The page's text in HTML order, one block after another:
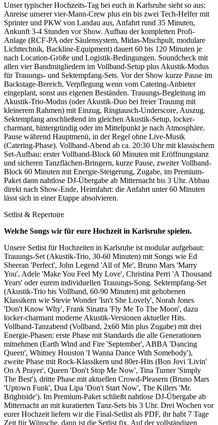
Unser typischer Hochzeits-Tag bei euch in Karlsruhe sieht so aus:
Anreise unserer vier-Mann-Crew plus ein bis zwei Tech-Helfer mit
Sprinter und PKW von Landau aus, Anfahrt rund 35 Minuten,
Ankunft 3-4 Stunden vor Show. Aufbau der kompletten Profi-
Anlage (RCF-PA oder Säulensystem, Midas-Mischpult, modulare
Lichttechnik, Backline-Equipment) dauert 60 bis 120 Minuten je
nach Location-Größe und Logistik-Bedingungen. Soundcheck mit
allen vier Bandmitgliedern im Vollband-Setup plus Akustik-Modus
für Trauungs- und Sektempfang-Sets. Vor der Show kurze Pause im
Backstage-Bereich, Verpflegung wenn vom Catering-Anbieter
eingeplant, sonst aus eigenen Beständen. Trauungs-Begleitung im
Akustik-Trio-Modus (oder Akustik-Duo bei freier Trauung mit
kleinerem Rahmen) mit Einzug, Ringtausch-Underscore, Auszug.
Sektempfang anschließend im gleichen Akustik-Setup, locker-
charmant, hintergründig oder im Mittelpunkt je nach Atmosphäre.
Pause während Hauptmenü, in der Regel ohne Live-Musik
(Catering-Phase). Vollband-Abend ab ca. 20:30 Uhr mit klassischem
Set-Aufbau: erster Vollband-Block 60 Minuten mit Eröffnungstanz
und sicheren Tanzflächen-Bringern, kurze Pause, zweiter Vollband-
Block 60 Minuten mit Energie-Steigerung, Zugabe, im Premium-
Paket dann nahtlose DJ-Übergabe ab Mitternacht bis 3 Uhr. Abbau
direkt nach Show-Ende, Heimfahrt: die Anfahrt unter 60 Minuten
lässt sich in einer Etappe absolvieren.
Setlist & Repertoire
Welche Songs wir für eure Hochzeit in Karlsruhe spielen.
Unsere Setlist für Hochzeiten in Karlsruhe ist modular aufgebaut:
Trauungs-Set (Akustik-Trio, 30-60 Minuten) mit Songs wie Ed
Sheeran 'Perfect', John Legend 'All of Me', Bruno Mars 'Marry
You', Adele 'Make You Feel My Love', Christina Perri 'A Thousand
Years' oder eurem individuellen Trauungs-Song. Sektempfang-Set
(Akustik-Trio bis Vollband, 60-90 Minuten) mit gehobenen
Klassikern wie Stevie Wonder 'Isn't She Lovely', Norah Jones
'Don't Know Why', Frank Sinatra 'Fly Me To The Moon', dazu
locker-charmant moderne Akustik-Versionen aktueller Hits.
Vollband-Tanzabend (Vollband, 2x60 Min plus Zugabe) mit drei
Energie-Phasen: erste Phase mit Standards die alle Generationen
mitnehmen (Earth Wind and Fire 'September', ABBA 'Dancing
Queen', Whitney Houston 'I Wanna Dance With Somebody'),
zweite Phase mit Rock-Klassikern und 80er-Hits (Bon Jovi 'Livin'
On A Prayer', Queen 'Don't Stop Me Now', Tina Turner 'Simply
The Best'), dritte Phase mit aktuellen Crowd-Pleasern (Bruno Mars
'Uptown Funk', Dua Lipa 'Don't Start Now', The Killers 'Mr.
Brightside'). Im Premium-Paket schließt nahtlose DJ-Übergabe ab
Mitternacht an mit kuratierten Tanz-Sets bis 3 Uhr. Drei Wochen vor
eurer Hochzeit liefern wir die Final-Setlist als PDF, ihr habt 7 Tage
Zeit für Wünsche, dann ist die Setlist fix. Auf der vollständigen